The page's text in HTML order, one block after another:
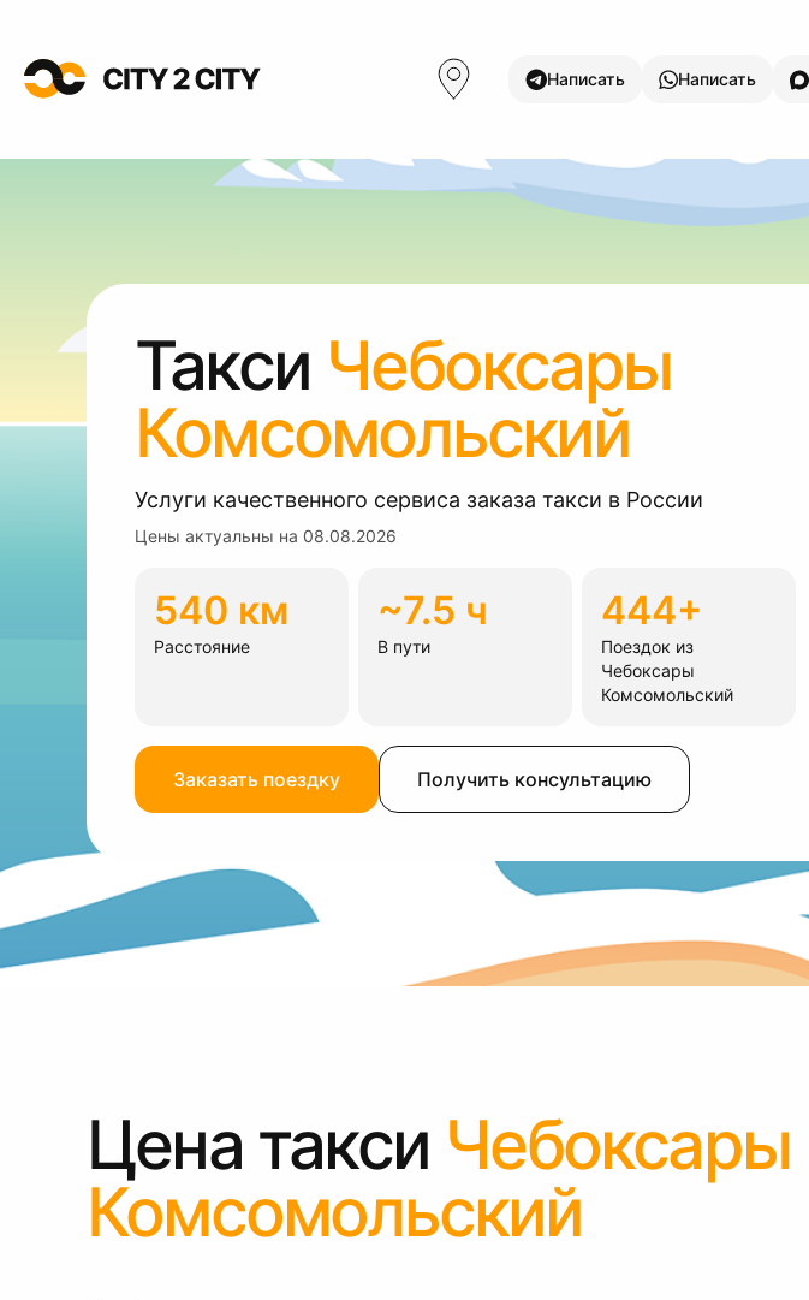
Написать Написать
Такси Чебоксары
Комсомольский
Услуги качественного сервиса заказа такси в России
Цены актуальны на 08.08.2026
540 км
Расстояние
~7.5 ч
В пути
444+
Поездок из
Чебоксары
Комсомольский
Заказать поездку Получить консультацию
Цена такси Чебоксары
Комсомольский